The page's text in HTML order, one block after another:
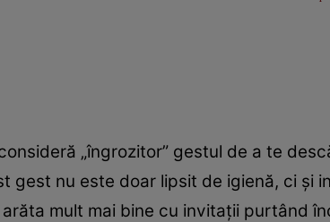
„îngrozitor” gestul de a te
gest nu este doar lipsit de igienă, ci
mult mai bine cu invitații purtând